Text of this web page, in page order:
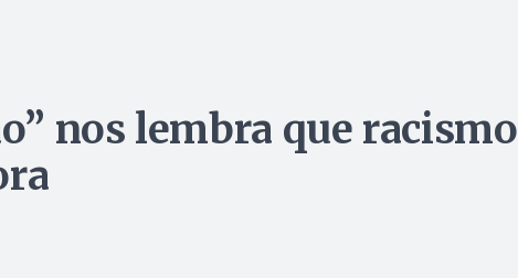
nos lembra que racismo